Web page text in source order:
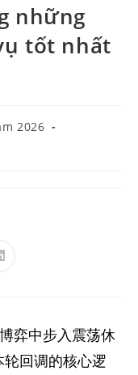
những
tốt nhất
2026
弈中步入震荡休
回调的核心逻